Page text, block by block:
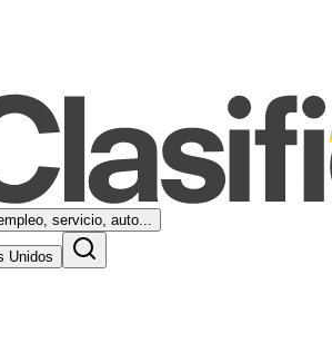
servicio, auto...
Unidos